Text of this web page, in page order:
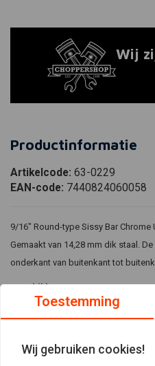
Wij
Productinformatie
Artikelcode: 63-0229
EAN-code: 7440824060058
9/16" Round-type Sissy Bar
Gemaakt van 14,28 mm dik staal.
onderkant van buitenkant tot
Beschikbare maten:
- 6.75" breed x 10.2" hoog (In cm:
Toestemming
Wij gebruiken cookies!